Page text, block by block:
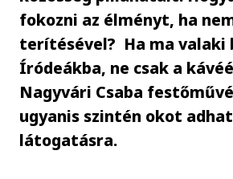
fokozni az élményt, ha
terítésével? Ha ma valaki
Íródeákba, ne csak a
Nagyvári Csaba
ugyanis szintén okot
látogatásra.